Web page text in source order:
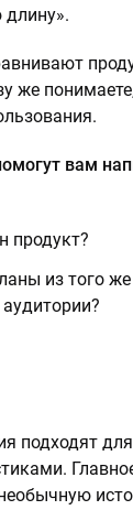
же
вам
продукт?
из того
подходят